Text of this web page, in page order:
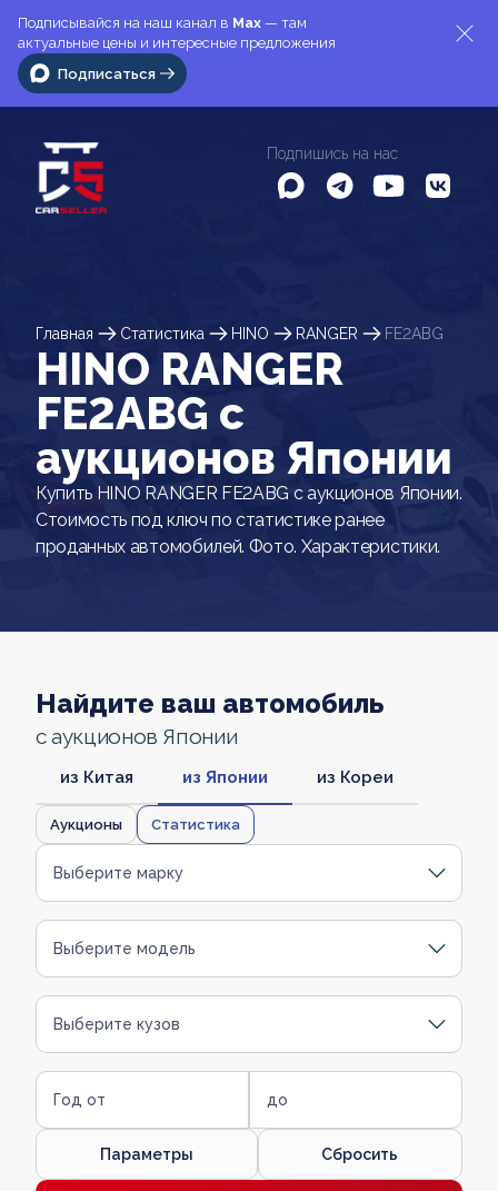
Подписывайся на наш канал в Max — там
актуальные цены и интересные предложения
Подписаться
Подпишись на нас
Главная Статистика HINO RANGER FE2ABG
HINO RANGER
FE2ABG c
аукционов Японии
Купить HINO RANGER FE2ABG с аукционов Японии.
Стоимость под ключ по статистике ранее
проданных автомобилей. Фото. Характеристики.
Найдите ваш автомобиль
с аукционов Японии
из Китая из Японии из Кореи
Аукционы Статистика
Выберите марку
Выберите модель
Выберите кузов
Год от до
Параметры Сбросить